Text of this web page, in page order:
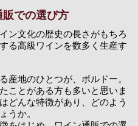
での選び方
ン文化の歴史の長さがもちろ
る高級ワインを数多く生産す
産地のひとつが、ボルドー。
ことがある方も多いと思いま
どんな特徴があり、どのよう
うか。